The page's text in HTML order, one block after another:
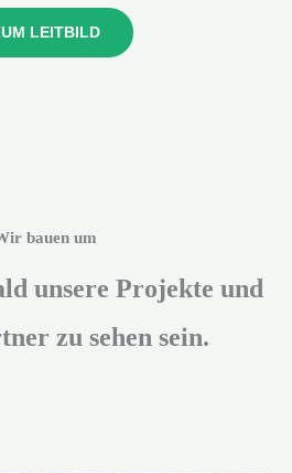
LEITBILD
bauen um
unsere Projekte und
zu sehen sein​.